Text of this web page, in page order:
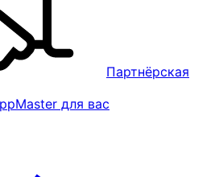
Партнёрская
для вас